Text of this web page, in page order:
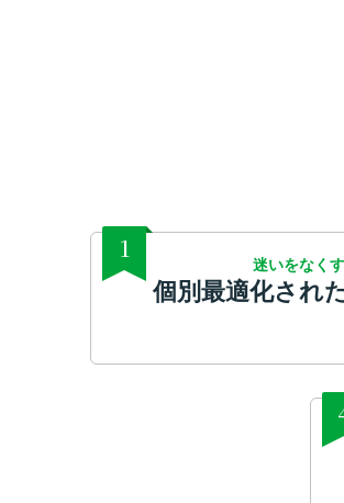
1
迷いをなくす
個別最適化され